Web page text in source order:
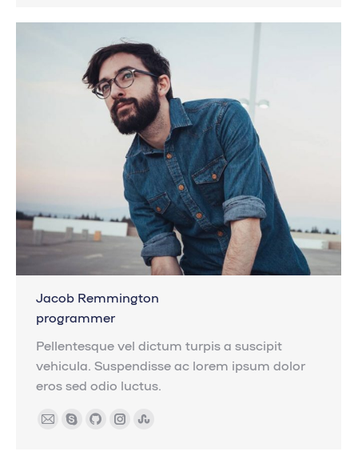
/
Jacob Remmington
programmer
Pellentesque vel dictum turpis a suscipit
vehicula. Suspendisse ac lorem ipsum dolor
eros sed odio luctus.
E-
SkypeGithubInstagram
Stumbleupon